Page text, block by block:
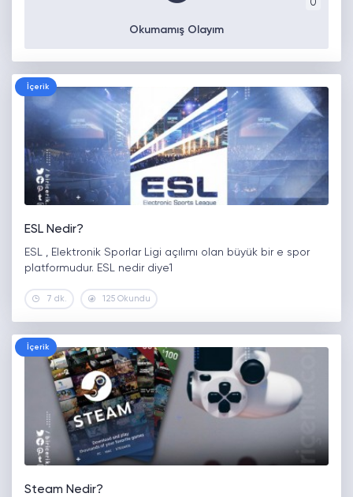
0
Okumamış Olayım
İçerik
ESL Nedir?
ESL , Elektronik Sporlar Ligi açılımı olan büyük bir e spor
platformudur. ESL nedir diye1
7 dk. 125 Okundu
İçerik
Steam Nedir?